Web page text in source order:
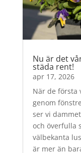
Nu är det
städa rent!
apr 17, 2026
När de första
genom
ser vi
och överfulla
välbekanta
är mer än